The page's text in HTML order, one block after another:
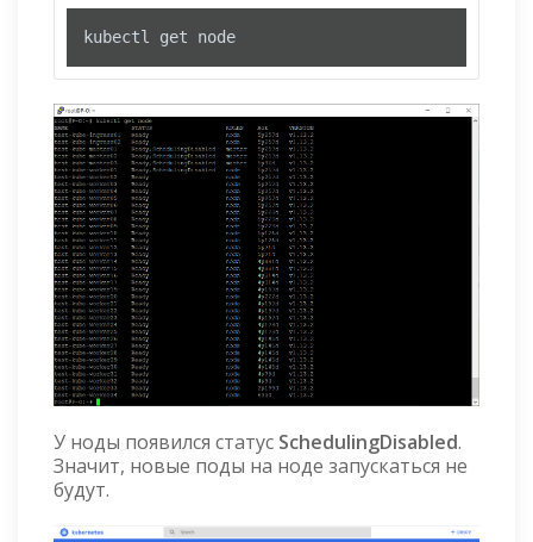
kubectl get node
У ноды появился статус SchedulingDisabled.
Значит, новые поды на ноде запускаться не
будут.